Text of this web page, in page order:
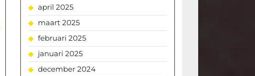
april 2025
maart 2025
februari 2025
januari 2025
december 2024